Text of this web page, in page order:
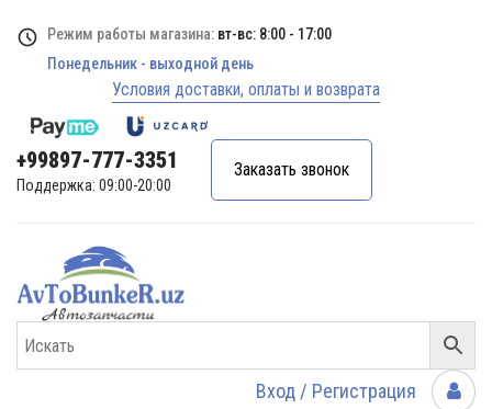
Режим работы магазина: вт-вс: 8:00 - 17:00
Понедельник - выходной день
Условия доставки, оплаты и возврата
+99897-777-3351
Поддержка: 09:00-20:00
Заказать звонок
Вход / Регистрация